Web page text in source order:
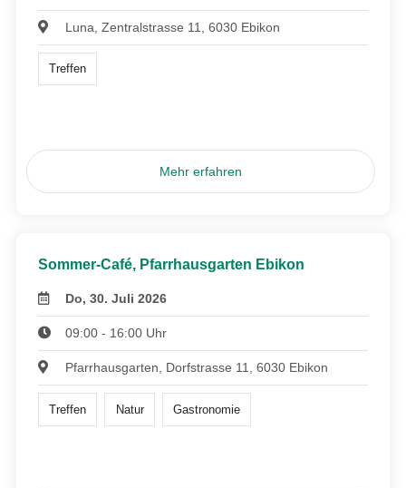
Luna, Zentralstrasse 11, 6030 Ebikon
Treffen
Mehr erfahren
Sommer-Café, Pfarrhausgarten Ebikon
Do, 30. Juli 2026
09:00 - 16:00 Uhr
Pfarrhausgarten, Dorfstrasse 11, 6030 Ebikon
Treffen Natur Gastronomie